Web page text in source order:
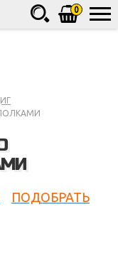
0
ПОДОБРАТЬ